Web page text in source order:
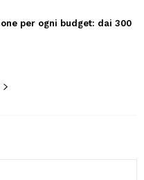
per ogni budget: dai 300